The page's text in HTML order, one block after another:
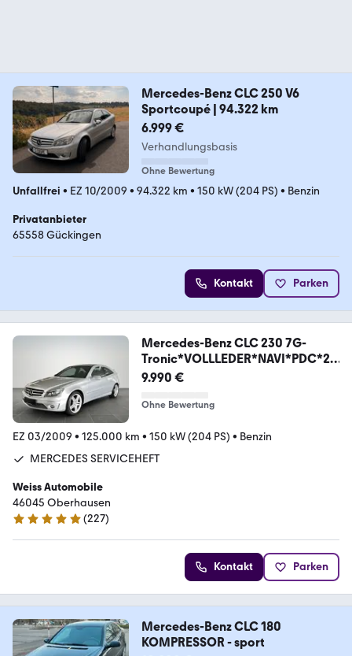
Mercedes-Benz CLC 250 V6
Sportcoupé | 94.322 km
6.999 €
Verhandlungsbasis
Ohne Bewertung
Unfallfrei • EZ 10/2009 • 94.322 km • 150 kW (204 PS) • Benzin
Privatanbieter
65558 Gückingen
Kontakt Parken
Mercedes-Benz CLC 230 7G-
Tronic*VOLLLEDER*NAVI*PDC*2
HAND*
9.990 €
Ohne Bewertung
EZ 03/2009 • 125.000 km • 150 kW (204 PS) • Benzin
MERCEDES SERVICEHEFT
Weiss Automobile
46045 Oberhausen
4.9 Sterne
(227)
Kontakt Parken
Mercedes-Benz CLC 180
KOMPRESSOR - sport